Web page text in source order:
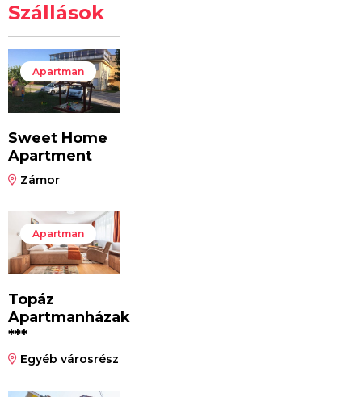
Szállások
Apartman
Sweet Home
Apartment
Zámor
Apartman
Topáz
Apartmanházak
***
Egyéb városrész